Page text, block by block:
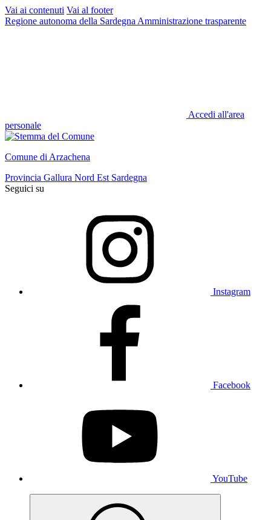
Vai ai contenuti Vai al footer
Regione autonoma della Sardegna Amministrazione trasparente
Accedi all'area
personale
Comune di Arzachena
Provincia Gallura Nord Est Sardegna
Seguici su
Instagram
Facebook
YouTube